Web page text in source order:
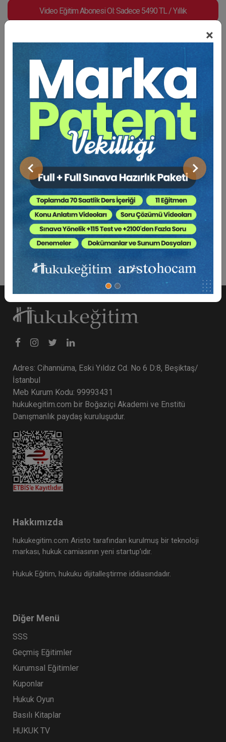
×
Önceki Sonraki
Video Eğitim Abonesi Ol: Sadece 5490 TL / Yıllık
Tüketici Hukuku Enstitüsü
Sosyal Güvenlik Hukuku - V. İş Hukuku Kongresi -
IV. Oturum Video Kaydı
360 TL Sepete Ekle
Adres: Cihannüma, Eski Yıldız Cd. No 6 D:8, Beşiktaş/
İstanbul
Meb Kurum Kodu: 99993431
hukukegitim.com bir Boğaziçi Akademi ve Enstitü
Danışmanlık paydaş kuruluşudur.
Hakkımızda
hukukegitim.com Aristo tarafından kurulmuş bir teknoloji
markası, hukuk camiasının yeni startup’ıdır.
Hukuk Eğitim, hukuku dijitalleştirme iddiasındadır.
Diğer Menü
SSS
Geçmiş Eğitimler
Kurumsal Eğitimler
Kuponlar
Hukuk Oyun
Basılı Kitaplar
HUKUK TV